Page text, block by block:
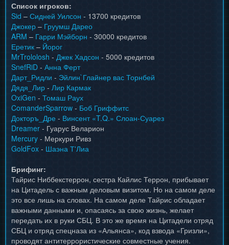
Список игроков:
Sid – Сидней Уилсон - 13700 кредитов
Джокер – Груумш Дарео
ARM – Гарри Мэйборн - 30000 кредитов
Еретик – Йорог
MrTrololosh - Джек Хадсон - 5000 кредитов
SnefRiD - Анна Ферт
Дарт_Ридли - Эйлин`Глайнер вас Торнбей
Дядя_Лир - Лир Кармак
OxiGen - Томаш Раух
ComanderSparrow - Боб Гриффитс
Докторъ_Дре - Винсент «T.Q.» Слоан-Суарез
Dreamer - Гуарус Веларион
Mercury - Меркури Ривз
GoldFox - Шаэна Т'Лиа
Брифинг:
Тайрис Ниббекстеррон, сестра Кайлис Террон, прибывает
на Цитадель с важным деловым визитом. Но на самом деле
это все лишь на словах. На самом деле Тайрис обладает
важными данными и, опасаясь за свою жизнь, желает
передать их в руки СБЦ. В это же время на Цитадели отряд
СБЦ и отряд спецназа из «Альянса», код взвода «Гризли»,
проводят антитеррористические совместные учения.